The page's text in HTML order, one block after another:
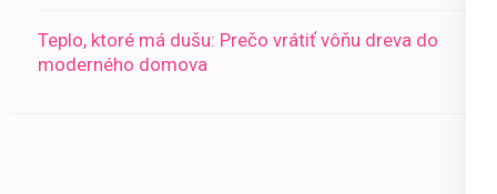
Teplo, ktoré má dušu: Prečo vrátiť vôňu dreva do
moderného domova